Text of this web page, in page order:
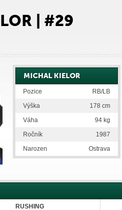
| #29
MICHAL KIELOR
Pozice
RB/LB
Výška
178 cm
Váha
94 kg
Ročník
1987
Narozen
Ostrava
RUSHING